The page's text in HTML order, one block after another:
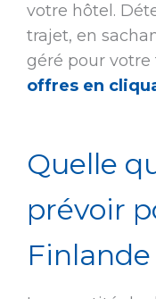
votre hôtel.
trajet, en
géré pour votre
offres en
Quelle
prévoir
Finlande